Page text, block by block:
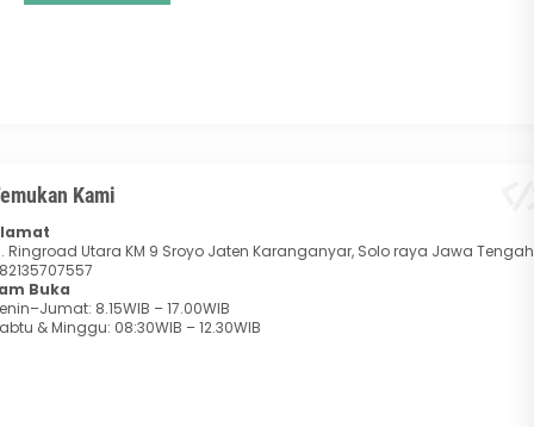
Kami
Ringroad Utara KM 9 Sroyo Jaten Karanganyar, Solo raya Jawa Tengah
Buka
8.15WIB – 17.00WIB
& Minggu: 08:30WIB – 12.30WIB